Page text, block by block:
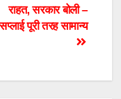
राहत, सरकार बोली –
सप्लाई पूरी तरह सामान्य